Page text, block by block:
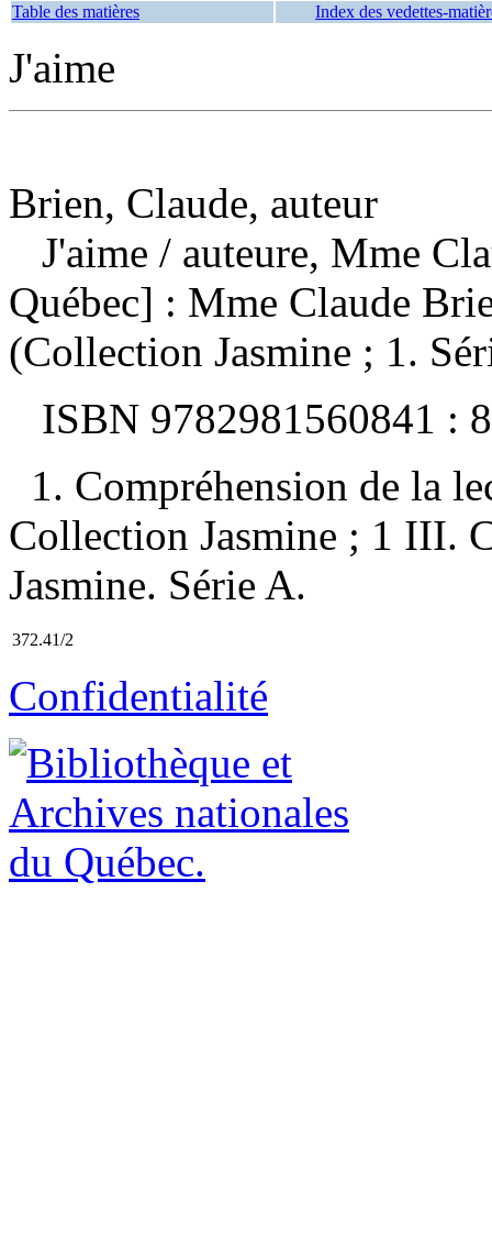
Table des matières Index des vedettes-
J'aime
Brien, Claude, auteur
J'aime / auteure, Mme
Québec] : Mme Claude
(Collection Jasmine ; 1.
ISBN 9782981560841 :
1. Compréhension de la
Collection Jasmine ; 1 III.
Jasmine. Série A.
372.41/2
Confidentialité